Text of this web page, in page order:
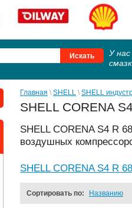
У
Главная \ SHELL \ SHELL
SHELL CORENA
SHELL CORENA S4 R
воздушных
SHELL CORENA S4 R
Сортировать по: Названию